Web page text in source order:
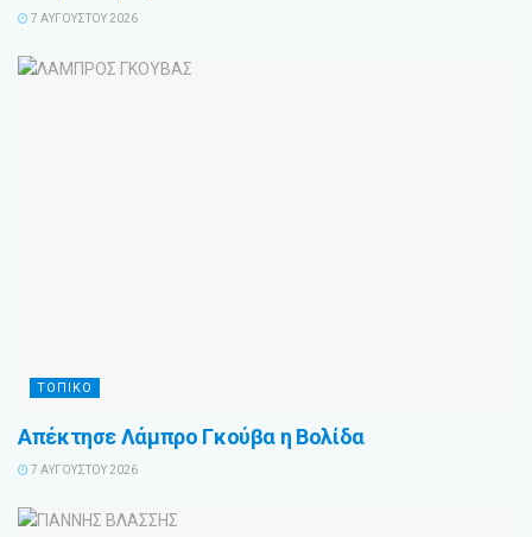
7 ΑΥΓΟΎΣΤΟΥ 2026
ΤΟΠΙΚΟ
Απέκτησε Λάμπρο Γκούβα η Βολίδα
7 ΑΥΓΟΎΣΤΟΥ 2026